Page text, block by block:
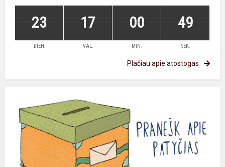
23 17 00 49
DIEN. VAL. MIN. SEK.
Plačiau apie atostogas